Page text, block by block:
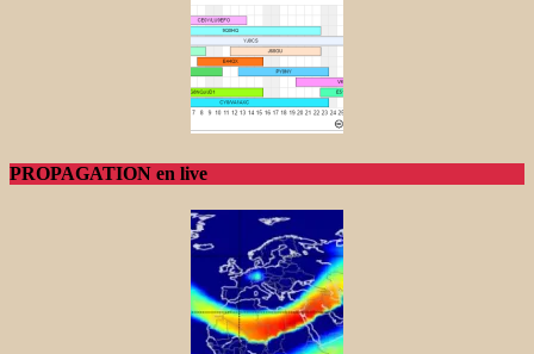
PROPAGATION en live